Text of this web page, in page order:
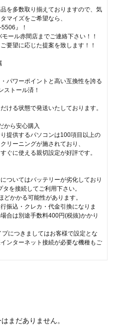
を多数取り揃えておりますので、気
マイズをご希望なら、
』！
ール赤間店までご連絡下さい！！
要望に応じた提案を致します！！
パワーポイントと高い互換性を誇る
ストール済！
ける状態で発送いたしております。
から安心購入
提供するパソコンは100項目以上の
リーニングが施されており、
ぐに使える親切設定が好評です。
ついてはバッテリーが劣化しており
タを接続してご利用下さい。
かかる可能性があります。
振込・クレカ・代金引換になりま
合は別途手数料400円(税抜)かかり
につきましてはお客様で設定とな
ンターネット接続が必要な機種もご
まだありません。